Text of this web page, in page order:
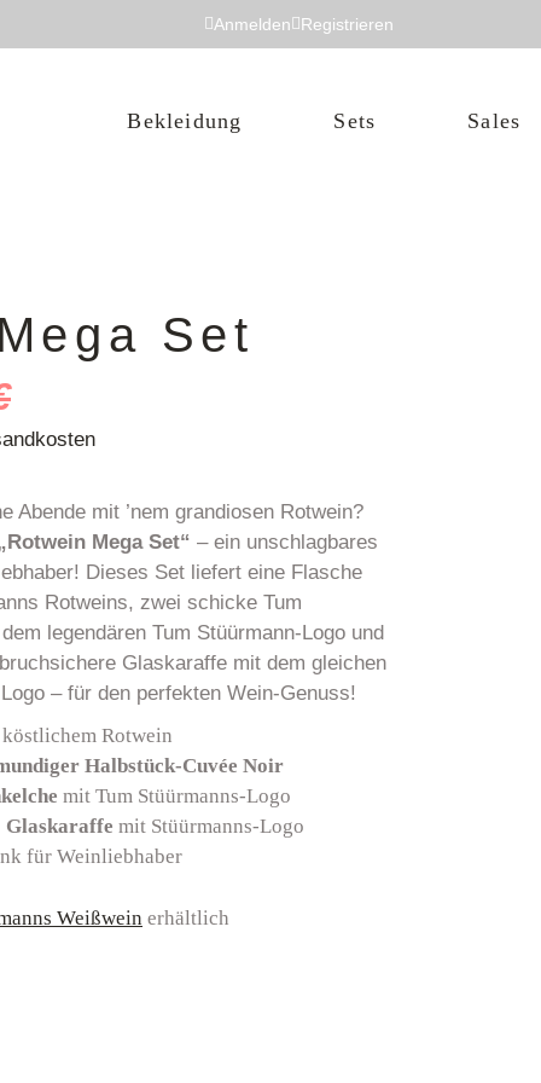
Anmelden Registrieren
Bekleidung
Jacken
Shorts
Sets Sales
Jacken
Set
Abende mit ’nem grandiosen Rotwein?
Mega Set“ – ein unschlagbares
Dieses Set liefert eine Flasche
Rotweins, zwei schicke Tum
legendären Tum Stüürmann-Logo und
Glaskaraffe mit dem gleichen
– für den perfekten Wein-Genuss!
Rotwein
Halbstück-Cuvée Noir
mit Tum Stüürmanns-Logo
Glaskaraffe mit Stüürmanns-Logo
für Weinliebhaber
Weißwein erhältlich